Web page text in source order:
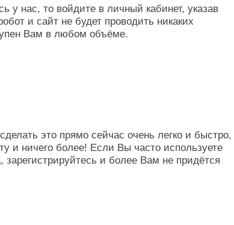
у нас, то войдите в личный кабинет, указав
и сайт не будет проводить никаких
Вам в любом объёме.
это прямо сейчас очень легко и быстро,
и ничего более! Если Вы часто используете
и более Вам не придётся